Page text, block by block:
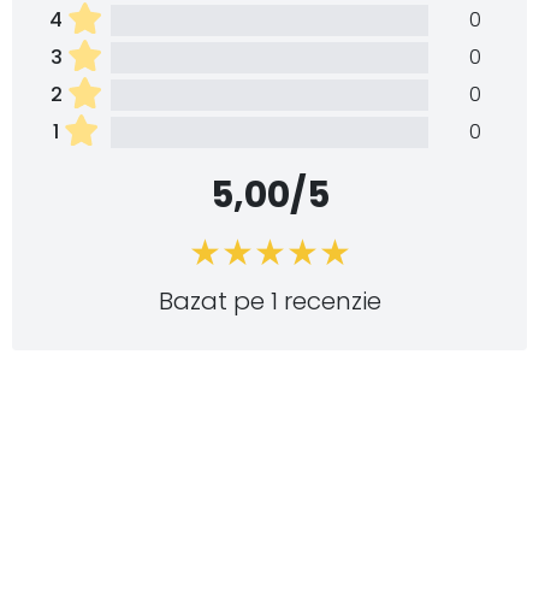
4
0
3
0
2
0
1
0
5,00/5
Bazat pe 1 recenzie